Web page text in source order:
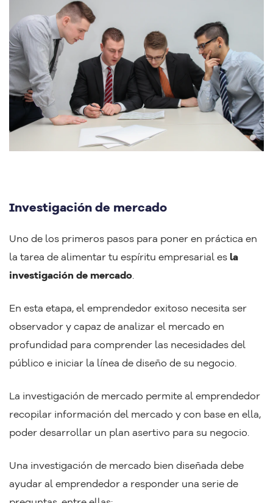
Investigación de mercado
Uno de los primeros pasos para poner en práctica en
la tarea de alimentar tu espíritu empresarial es la
investigación de mercado
En esta etapa, el emprendedor exitoso necesita ser
observador y capaz de analizar el mercado en
profundidad para comprender las necesidades del
público e iniciar la línea de diseño de su negocio.
La investigación de mercado permite al emprendedor
recopilar información del mercado y con base en ella,
poder desarrollar un plan asertivo para su negocio.
Una investigación de mercado bien diseñada debe
ayudar al emprendedor a responder una serie de